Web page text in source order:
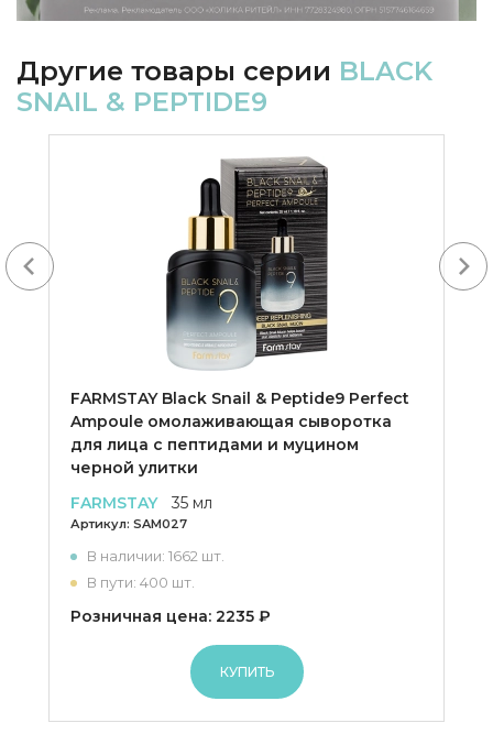
Другие товары серии BLACK
SNAIL & PEPTIDE9
FARMSTAY Black Snail & Peptide9 Perfect
Ampoule омолаживающая сыворотка
для лица с пептидами и муцином
черной улитки
FARMSTAY
35 мл
Артикул: SAM027
В наличии: 1662 шт.
В пути: 400 шт.
Розничная цена: 2235 ₽
КУПИТЬ
Next